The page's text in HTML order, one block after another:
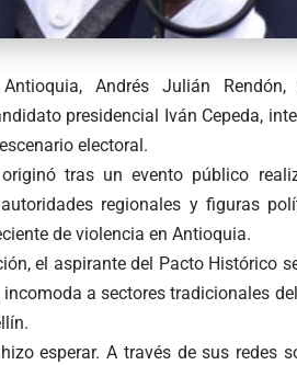
Andrés Julián
presidencial Iván Cepeda,
electoral.
tras un evento público
regionales y figuras
de violencia en Antioquia.
el aspirante del Pacto Histórico
incomoda a sectores tradicionales
esperar. A través de sus redes